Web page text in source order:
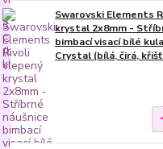
Swarovski Elements
krystal 2x8mm -
bimbací visací bílé
Crystal (bílá, čirá,